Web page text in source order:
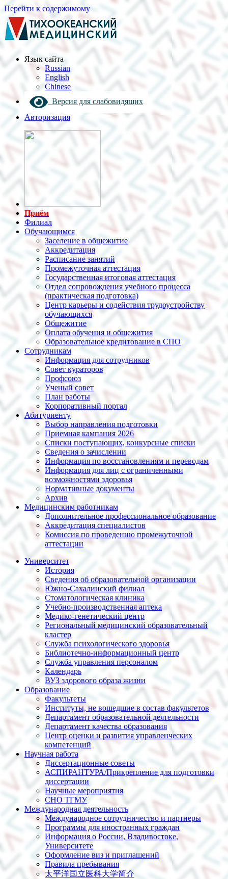
Перейти к содержимому
Язык cайта
Russian
English
Chinese
Версия для слабовидящих
Авторизация
Приём
Филиал
Обучающимся
Заселение в общежитие
Аккредитация
Расписание занятий
Промежуточная аттестация
Государственная итоговая аттестация
Отдел сопровождения учебного процесса
(практическая подготовка)
Центр карьеры и содействия трудоустройству
обучающихся
Общежитие
Оплата обучения и общежития
Образовательное кредитование в СПО
Сотрудникам
Информация для сотрудников
Совет кураторов
Профсоюз
Ученый совет
План работы
Корпоративный портал
Абитуриенту
Выбор направления подготовки
Приемная кампания 2026
Списки поступающих, конкурсные списки
Сведения о зачислении
Информация по восстановлениям и переводам
Информация для лиц с ограниченными
возможностями здоровья
Нормативные документы
Архив
Медицинским работникам
Дополнительное профессиональное образование
Аккредитация специалистов
Комиссия по проведению промежуточной
аттестации
Университет
История
Сведения об образовательной организации
Южно-Сахалинский филиал
Стоматологическая клиника
Учебно-производственная аптека
Медико-генетический центр
Региональный медицинский образовательный
кластер
Служба психологического здоровья
Библиотечно-информационный центр
Служба управления персоналом
Календарь
ВУЗ здорового образа жизни
Образование
Факультеты
Институты, не вошедшие в состав факультетов
Департамент образовательной деятельности
Департамент качества образования
Центр оценки и развития управленческих
компетенций
Научная работа
Диссертационные советы
АСПИРАНТУРА/Прикрепление для подготовки
диссертации
Научные мероприятия
СНО ТГМУ
Международная деятельность
Международное сотрудничество и партнеры
Программы для иностранных граждан
Информация о России, Владивостоке,
Университете
Оформление виз и приглашений
Правила пребывания
太平洋国立医科大学简介